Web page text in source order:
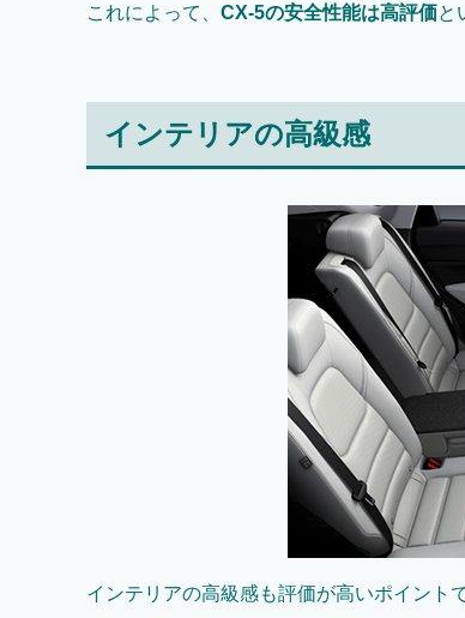
これによって、 CX-5の安全性能は高評価と
インテリアの高級感
インテリアの高級感も評価が高いポイントで